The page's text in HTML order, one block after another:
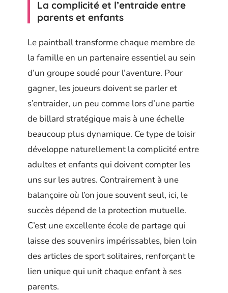
La complicité et l’entraide entre
parents et enfants
Le paintball transforme chaque membre de
la famille en un partenaire essentiel au sein
d’un groupe soudé pour l’aventure. Pour
gagner, les joueurs doivent se parler et
s’entraider, un peu comme lors d’une partie
de billard stratégique mais à une échelle
beaucoup plus dynamique. Ce type de loisir
développe naturellement la complicité entre
adultes et enfants qui doivent compter les
uns sur les autres. Contrairement à une
balançoire où l’on joue souvent seul, ici, le
succès dépend de la protection mutuelle.
C’est une excellente école de partage qui
laisse des souvenirs impérissables, bien loin
des articles de sport solitaires, renforçant le
lien unique qui unit chaque enfant à ses
parents.